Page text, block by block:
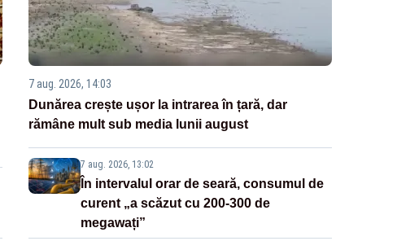
7 aug. 2026, 14:03
Dunărea crește ușor la intrarea în țară, dar
rămâne mult sub media lunii august
7 aug. 2026, 13:02
În intervalul orar de seară, consumul de
curent „a scăzut cu 200-300 de
megawați”